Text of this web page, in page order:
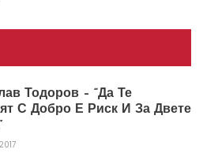
Тодоров – “Да Те
С Добро Е Риск И За Двете